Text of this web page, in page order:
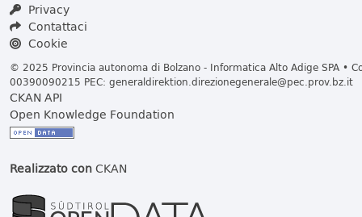
Privacy
Contattaci
Cookie
© 2025 Provincia autonoma di Bolzano - Informatica Alto Adige SPA •
00390090215 PEC: generaldirektion.direzionegenerale@pec.prov.bz.it
CKAN API
Open Knowledge Foundation
Realizzato conCKAN